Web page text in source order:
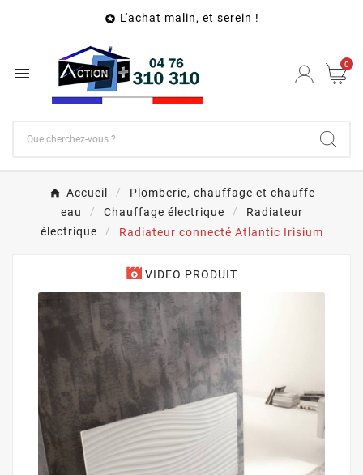
 L'achat malin, et serein !
 0
Accueil
Plomberie, chauffage et chauffe
eau
Chauffage électrique
Radiateur
électrique
Radiateur connecté Atlantic Irisium
VIDEO PRODUIT